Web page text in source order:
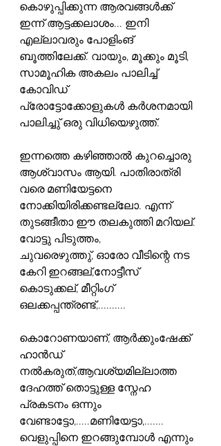
കൊഴുപ്പിക്കുന്ന ആരവങ്ങൾക്ക്
ഇന്ന് ആട്ടക്കലാശം... ഇനി
എല്ലാവരും പോളിംങ്
ബൂത്തിലേക്ക്. വായും, മൂക്കും മൂടി,
സാമൂഹിക അകലം പാലിച്ച്
കോവിഡ്
പ്രോട്ടോക്കോളുകൾ കർശനമായി
പാലിച്ചു് ഒരു വിധിയെഴുത്ത്.
ഇന്നത്തെ കഴിഞ്ഞാൽ കുറച്ചൊരു
ആശ്വാസം ആയി. പാതിരാത്രി
വരെ മണിയേട്ടനെ
നോക്കിയിരിക്കണ്ടല്ലോ. എന്ന്
തുടങ്ങീതാ ഈ തലകുത്തി മറിയല്.
വോട്ടു പിടുത്തം,
ചുവരെഴുത്തു്, ഓരോ വീടിന്റെ നട
കേറി ഇറങ്ങല്,നോട്ടീസ്
കൊടുക്കല്, മീറ്റിംഗ്
ഒലക്കപ്പന്ത്രണ്ട്,..........
കൊറോണയാണ്, ആർക്കുംഷേക്ക്
ഹാൻഡ്
നൽകരുത്,ആവശ്യമില്ലാത്ത
ദേഹത്ത് തൊട്ടുള്ള സ്നേഹ
പ്രകടനം ഒന്നും
വേണ്ടാട്ടോ,.....മണിയേട്ടാ,.......
വെളുപ്പിനെ ഇറങ്ങുമ്പോൾ എന്നും